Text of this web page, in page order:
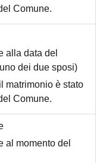
Comune.
alla data del
dei due sposi)
matrimonio è stato
Comune.
al momento del